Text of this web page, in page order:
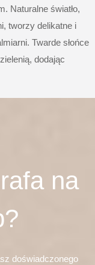
Naturalne światło,
tworzy delikatne i
Twarde słońce
dodając
na
doświadczonego